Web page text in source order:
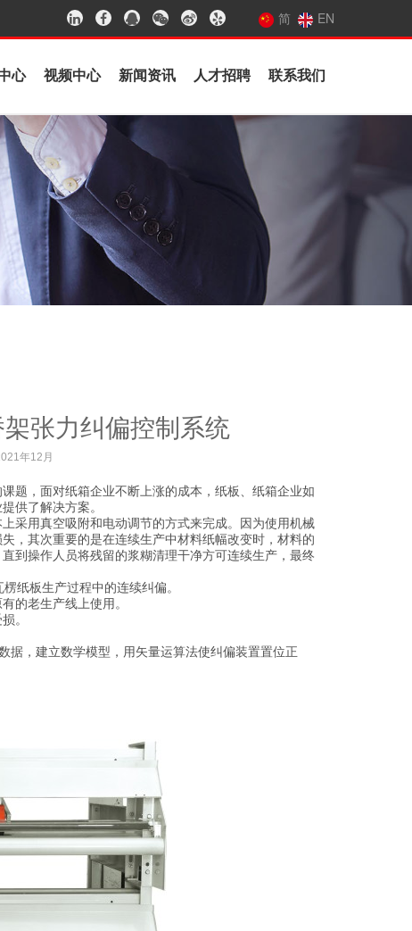
简 EN
心 视频中心 新闻资讯 人才招聘 联系我们
张力纠偏控制系统
年12月
题，面对纸箱企业不断上涨的成本，纸板、纸箱企业如
供了解决方案。
采用真空吸附和电动调节的方式来完成。因为使用机械
，其次重要的是在连续生产中材料纸幅改变时，材料的
到操作人员将残留的浆糊清理干净方可连续生产，最终
纸板生产过程中的连续纠偏。
的老生产线上使用。
。
据，建立数学模型，用矢量运算法使纠偏装置置位正